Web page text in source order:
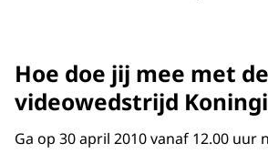
Hoe doe jij mee met de
videowedstrijd
Ga op 30 april 2010 vanaf 12.00 uur